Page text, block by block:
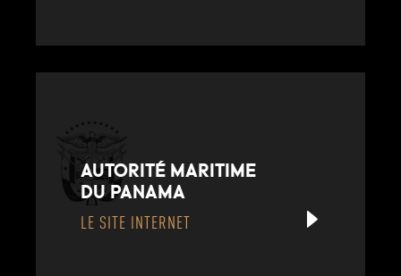
AUTORITÉ MARITIME
DU PANAMA
LE SITE INTERNET